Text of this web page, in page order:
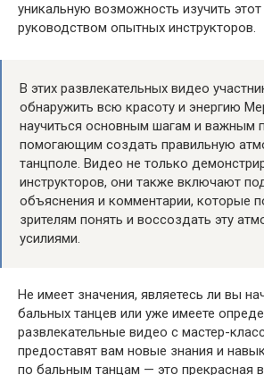
уникальную возможность изучить
руководством опытных инструкторов.
В этих развлекательных видео
обнаружить всю красоту и энергию
научиться основным шагам и важным
помогающим создать правильную
танцполе. Видео не только
инструкторов, они также включают
объяснения и комментарии, которые
зрителям понять и воссоздать эту
усилиями.
Не имеет значения, являетесь ли вы
бальных танцев или уже имеете
развлекательные видео с мастер-
предоставят вам новые знания и
по бальным танцам — это прекрасная